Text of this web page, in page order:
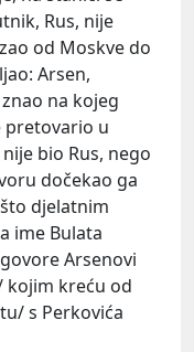
Rus, nije
od Moskve do
Arsen,
na kojeg
pretovario u
bio Rus, nego
dočekao ga
djelatnim
ime Bulata
Arsenovi
kojim kreću od
s Perkovića